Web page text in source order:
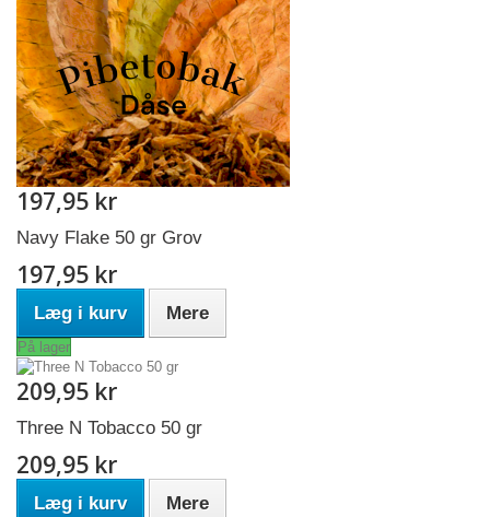
197,95 kr
Navy Flake 50 gr Grov
197,95 kr
Læg i kurv Mere
På lager
209,95 kr
Three N Tobacco 50 gr
209,95 kr
Læg i kurv Mere